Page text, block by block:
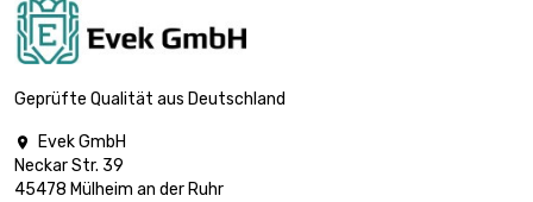
Länge : 0.5 Meter
Breite : 30mm
Länge : 1 Meter
Dicke/Stärke : 0.5mm
Geprüfte Qualität aus Deutschland

Evek GmbH
Neckar Str. 39
45478 Mülheim an der Ruhr